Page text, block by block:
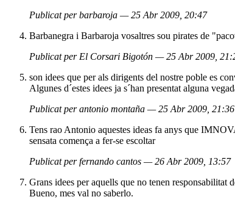
Publicat per barbaroja — 25 Abr 2009, 20:47
Barbanegra i Barbaroja vosaltres sou pirates de
Publicat per El Corsari Bigotón — 25 Abr 2009,
son idees que per als dirigents del nostre poble es
Algunes d´estes idees ja s´han presentat alguna
Publicat per antonio montaña — 25 Abr 2009, 21:36
Tens rao Antonio aquestes ideas fa anys que
sensata comença a fer-se escoltar
Publicat per fernando cantos — 26 Abr 2009, 13:57
Grans idees per aquells que no tenen responsabilitat
Bueno, mes val no saberlo.